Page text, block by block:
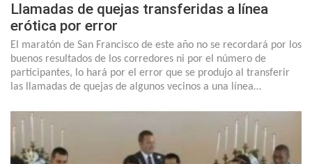
Llamadas de quejas transferidas a línea
erótica por error
El maratón de San Francisco de este año no se recordará por los
buenos resultados de los corredores ni por el número de
participantes, lo hará por el error que se produjo al transferir
las llamadas de quejas de algunos vecinos a una línea…